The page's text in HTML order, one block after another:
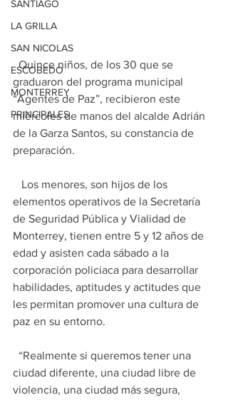
SANTIAGO
LA GRILLA
SAN NICOLAS
ESCOBEDO
MONTERREY
PRINCIPALES
Quince niños, de los 30 que se
graduaron del programa municipal
“Agentes de Paz”, recibieron este
miércoles de manos del alcalde Adrián
de la Garza Santos, su constancia de
preparación.
elementos operativos de la Secretaría
de Seguridad Pública y Vialidad de
Monterrey, tienen entre 5 y 12 años de
edad y asisten cada sábado a la
corporación policiaca para desarrollar
habilidades, aptitudes y actitudes que
les permitan promover una cultura de
paz en su entorno.
ciudad diferente, una ciudad libre de
violencia, una ciudad más segura,